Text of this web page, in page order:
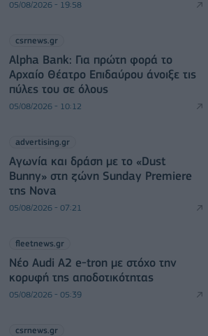
05/08/2026 - 19:58
csrnews.gr
Alpha Bank: Για πρώτη φορά το
Αρχαίο Θέατρο Επιδαύρου άνοιξε τις
πύλες του σε όλους
05/08/2026 - 10:12
advertising.gr
Αγωνία και δράση με το «Dust
Bunny» στη ζώνη Sunday Premiere
της Nova
05/08/2026 - 07:21
fleetnews.gr
Νέο Audi A2 e-tron με στόχο την
κορυφή της αποδοτικότητας
05/08/2026 - 05:39
csrnews.gr